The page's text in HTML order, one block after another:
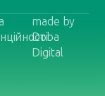
made by
Doba
Digital